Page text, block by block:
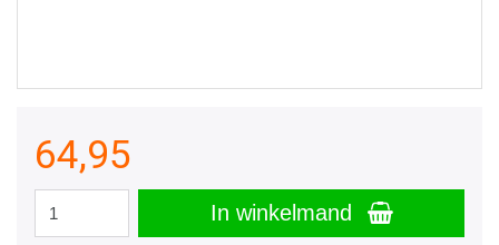
64,95
In winkelmand